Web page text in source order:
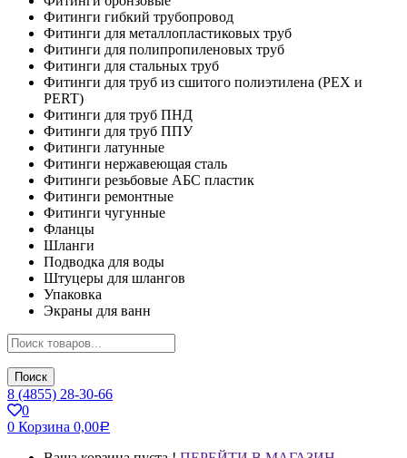
Фитинги гибкий трубопровод
Фитинги для металлопластиковых труб
Фитинги для полипропиленовых труб
Фитинги для стальных труб
Фитинги для труб из сшитого полиэтилена (PEX и
PERT)
Фитинги для труб ПНД
Фитинги для труб ППУ
Фитинги латунные
Фитинги нержавеющая сталь
Фитинги резьбовые АБС пластик
Фитинги ремонтные
Фитинги чугунные
Фланцы
Шланги
Подводка для воды
Штуцеры для шлангов
Упаковка
Экраны для ванн
Поиск
8 (4855) 28-30-66
0
0 Корзина 0,00Р